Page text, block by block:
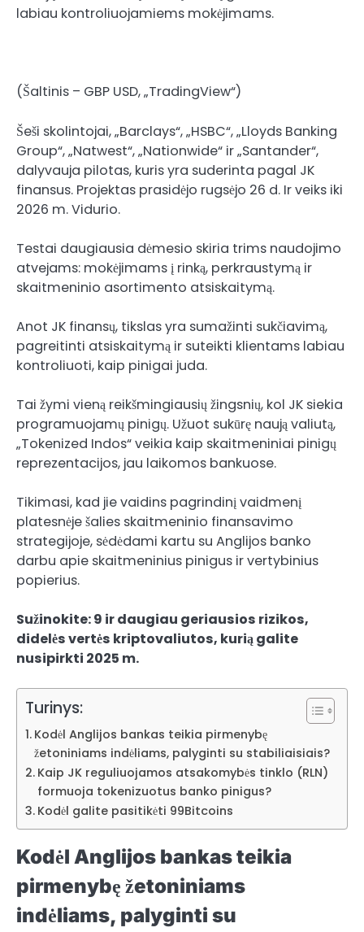
labiau kontroliuojamiems mokėjimams.
(Šaltinis – GBP USD, „TradingView“)
Šeši skolintojai, „Barclays“, „HSBC“, „Lloyds Banking
Group“, „Natwest“, „Nationwide“ ir „Santander“,
dalyvauja pilotas, kuris yra suderinta pagal JK
finansus. Projektas prasidėjo rugsėjo 26 d. Ir veiks iki
2026 m. Vidurio.
Testai daugiausia dėmesio skiria trims naudojimo
atvejams: mokėjimams į rinką, perkraustymą ir
skaitmeninio asortimento atsiskaitymą.
Anot JK ​​finansų, tikslas yra sumažinti sukčiavimą,
pagreitinti atsiskaitymą ir suteikti klientams labiau
kontroliuoti, kaip pinigai juda.
Tai žymi vieną reikšmingiausių žingsnių, kol JK siekia
programuojamų pinigų. Užuot sukūrę naują valiutą,
„Tokenized Indos“ veikia kaip skaitmeniniai pinigų
reprezentacijos, jau laikomos bankuose.
Tikimasi, kad jie vaidins pagrindinį vaidmenį
platesnėje šalies skaitmeninio finansavimo
strategijoje, sėdėdami kartu su Anglijos banko
darbu apie skaitmeninius pinigus ir vertybinius
popierius.
Sužinokite: 9 ir daugiau geriausios rizikos,
didelės vertės kriptovaliutos, kurią galite
nusipirkti 2025 m.
Turinys:
Kodėl Anglijos bankas teikia pirmenybę
žetoniniams indėliams, palyginti su stabiliaisiais?
Kaip JK reguliuojamos atsakomybės tinklo (RLN)
formuoja tokenizuotus banko pinigus?
Kodėl galite pasitikėti 99Bitcoins
Kodėl Anglijos bankas teikia
pirmenybę žetoniniams
indėliams, palyginti su